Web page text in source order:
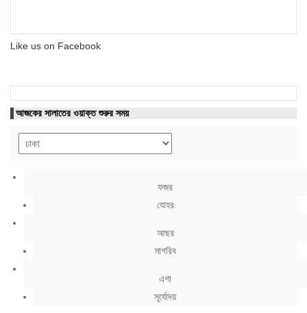
Like us on Facebook
আজকের সালাতের ওয়াক্ত শুরুর সময়
ফজর
যোহর
আছর
মাগরিব
এশা
সূর্যোদয়